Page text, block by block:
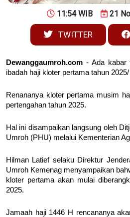
11:54 WIB 21
TWITTER
Dewanggaumroh.com - Ada kabar
ibadah haji kloter pertama tahun
Renananya kloter pertama musim
pertengahan tahun 2025.
Hal ini disampaikan langsung oleh
Umroh (PHU) melalui Kementerian
Hilman Latief selaku Direktur
Umroh Kemenag menyampaikan
kloter pertama akan mulai
2025.
Jamaah haji 1446 H rencananya